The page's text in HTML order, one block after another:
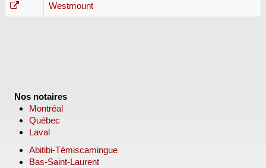
Westmount
Nos notaires
Montréal
Québec
Laval
Abitibi-Témiscamingue
Bas-Saint-Laurent